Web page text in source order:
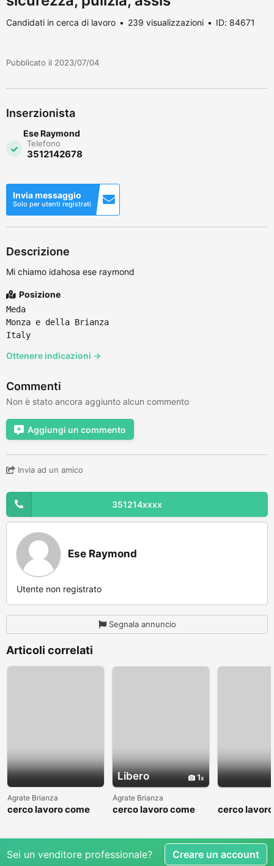
Candidati in cerca di lavoro 239 visualizzazioni ID: 84671
Pubblicato il 2023/07/04
Inserzionista
Ese Raymond
Telefono
3512142678
Invia messaggio
Solo per utenti registrati
Descrizione
Mi chiamo idahosa ese raymond
Posizione
Meda
Monza e della Brianza
Italy
Ottenere indicazioni →
Commenti
Non è stato ancora aggiunto alcun commento
Aggiungi un commento
Invia ad un amico
351214xxxx
Ese Raymond
Utente non registrato
Segnala annuncio
Articoli correlati
Agrate Brianza
cerco lavoro come
Libero 1
Agrate Brianza
cerco lavoro come
cerco
Sei un venditore professionale? Creare un account